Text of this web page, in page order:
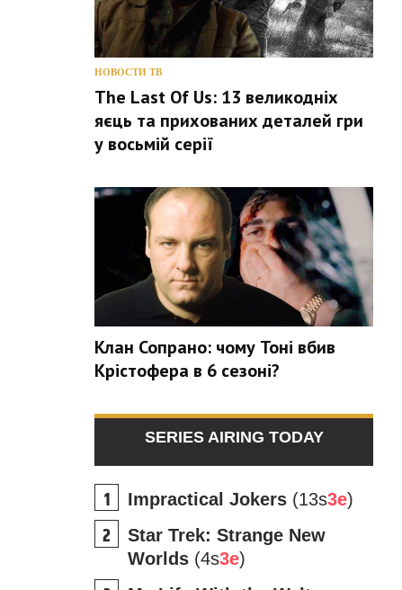
НОВОСТИ ТВ
The Last Of Us: 13 великодніх
яєць та прихованих деталей гри
у восьмій серії
Клан Сопрано: чому Тоні вбив
Крістофера в 6 сезоні?
SERIES AIRING TODAY
Impractical Jokers (13s3e)
Star Trek: Strange New
Worlds (4s3e)